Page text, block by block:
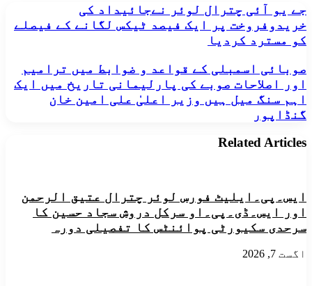
جے
آئی
چترال
نےجائیداد
کی
خریدوفروخت
پر
ایک
ٹیکس
کو
مسترد
کردیا
جے یو آئی چترال لوئر نےجائیداد کی
خریدوفروخت پر ایک فیصد ٹیکس لگانے کے فیصلے
کو مسترد کردیا
صوبائی
اسمبلی
کے
قواعد
و
میں
صوبے
کی
پارلیمانی
تاریخ
ایک
صوبائی اسمبلی کے قواعد و ضوابط میں ترامیم
اور اصلاحات صوبے کی پارلیمانی تاریخ میں ایک
اہم سنگ میل ہیں وزیر اعلیٰ علی امین خان
گنڈاپور
Related Articles
ایس۔پی۔ایلیٹ فورس لوئر چترال عتیق الرحمن
اور ایس۔ڈی۔پی۔او سرکل دروش سجاد حسین کا
سرحدی سکیورٹی پوائنٹس کا تفصیلی دورہ
اگست 7, 2026